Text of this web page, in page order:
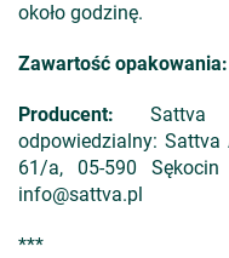
około godzinę.
Zawartość opakowania:
Producent: Sattva
odpowiedzialny: Sattva
61/a, 05-590
info@sattva.pl
***